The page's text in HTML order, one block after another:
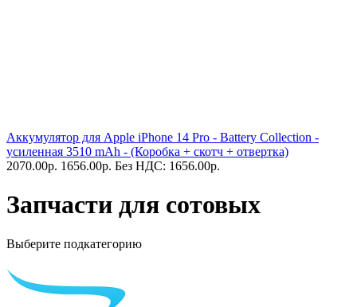
Аккумулятор для Apple iPhone 14 Pro - Battery Collection -
усиленная 3510 mAh - (Коробка + скотч + отвертка)
2070.00р. 1656.00р. Без НДС: 1656.00р.
Запчасти для сотовых
Выберите подкатегорию